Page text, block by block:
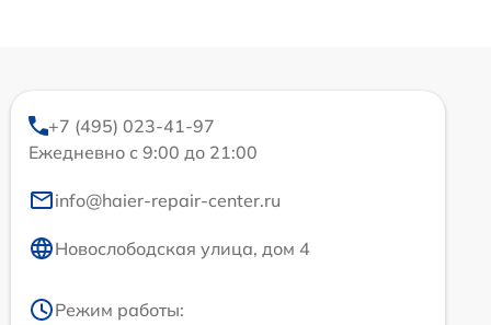
+7 (495) 023-41-97
Ежедневно с 9:00 до 21:00
info@haier-repair-center.ru
Новослободская улица, дом 4
Режим работы: